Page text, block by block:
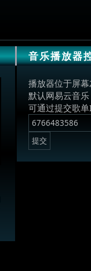
音乐播放器
播放器位于屏幕
默认网易云音乐
可通过提交歌